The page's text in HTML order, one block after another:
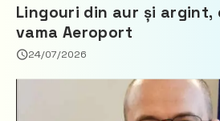
Lingouri din aur și argint,
vama Aeroport
24/07/2026